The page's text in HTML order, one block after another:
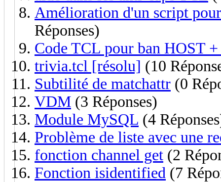
Amélioration d'un script
Réponses)
Code TCL pour ban HOST
trivia.tcl [résolu] (10
Subtilité de matchattr (0
VDM (3 Réponses)
Module MySQL (4
Problème de liste avec une
fonction channel get (2
Fonction isidentified (7